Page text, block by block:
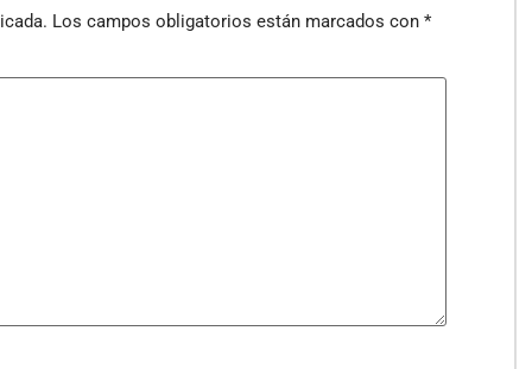
Los campos obligatorios están marcados con *